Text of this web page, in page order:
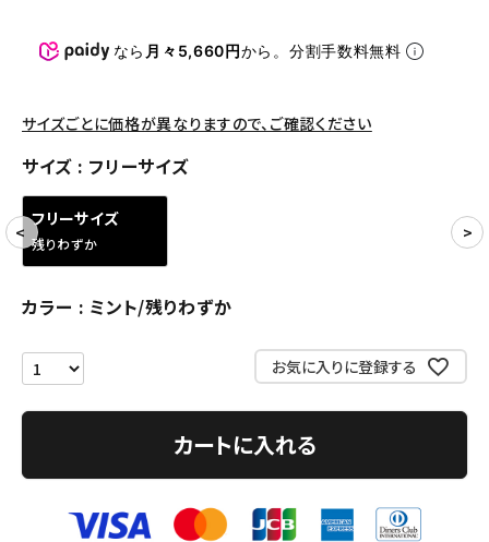
COLLABORATION BRAND
SEASON
CONTENTS
ようこそ ゲスト 様
meeting_room ログイン
Follow us
なら 月々5,660円から。分割手数料無料
サイズごとに価格が異なりますので、ご確認ください
サイズ フリーサイズ
フリーサイズ
残りわずか
カラー ミント/残りわずか
お気に入りに登録する
カートに入れる